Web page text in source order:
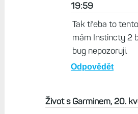
19:59
Tak třeba to
mám Instincty 2
bug nepozoruji.
Odpovědět
Život s Garminem, 20.